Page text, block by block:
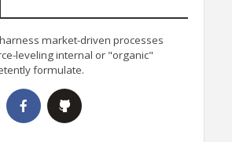
market-driven processes
leveling internal or "organic"
formulate.